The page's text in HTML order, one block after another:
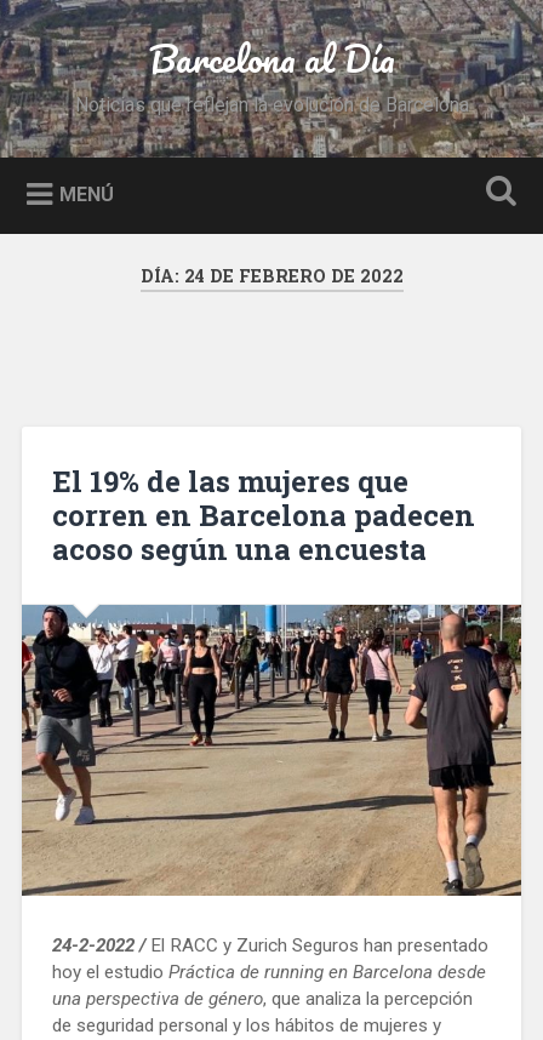
Saltar
al
contenido
Buscar Barcelona al Día
Noticias que reflejan la evolución de Barcelona
MENÚ
DÍA: 24 DE FEBRERO DE 2022
El 19% de las mujeres que
corren en Barcelona padecen
acoso según una encuesta
24-2-2022 / El RACC y Zurich Seguros han presentado
hoy el estudio Práctica de running en Barcelona desde
una perspectiva de género, que analiza la percepción
de seguridad personal y los hábitos de mujeres y